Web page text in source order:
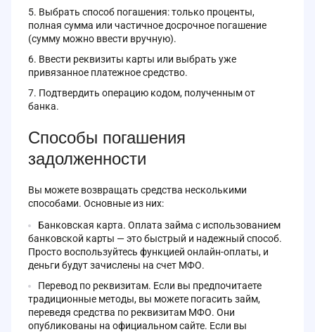
Выбрать способ погашения: только проценты,
полная сумма или частичное досрочное погашение
(сумму можно ввести вручную).
Ввести реквизиты карты или выбрать уже
привязанное платежное средство.
Подтвердить операцию кодом, полученным от
банка.
Способы погашения
задолженности
Вы можете возвращать средства несколькими
способами. Основные из них:
Банковская карта. Оплата займа с использованием
банковской карты — это быстрый и надежный способ.
Просто воспользуйтесь функцией онлайн-оплаты, и
деньги будут зачислены на счет МФО.
Перевод по реквизитам. Если вы предпочитаете
традиционные методы, вы можете погасить займ,
переведя средства по реквизитам МФО. Они
опубликованы на официальном сайте. Если вы